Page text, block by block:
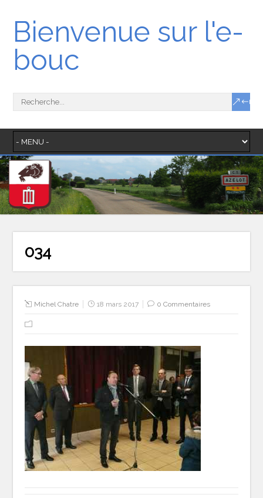
Bienvenue sur l'e-
bouc
034
Michel Chatre 18 mars 2017 0 Commentaires